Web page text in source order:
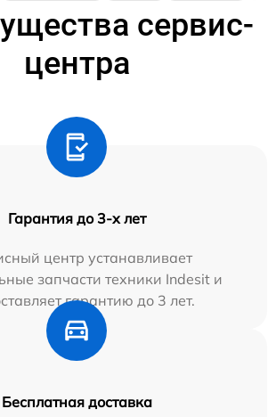
сервис-
центра
Гарантия до 3-х лет
центр устанавливает
запчасти техники Indesit и
гарантию до 3 лет.
Бесплатная доставка